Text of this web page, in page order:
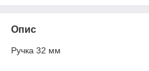
Опис
Ручка 32 мм